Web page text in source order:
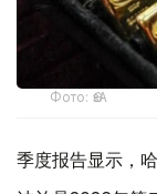
Фото: ӨзА
季度报告显示，